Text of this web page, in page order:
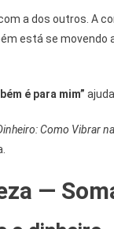
a dos outros. A
está se movendo
é para mim”
Como Vibrar
—